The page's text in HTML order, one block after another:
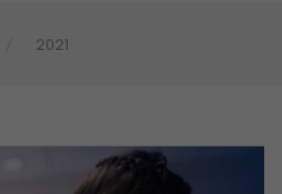
2021